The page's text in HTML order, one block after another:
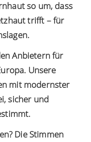
so um, dass
trifft – für
Anbietern für
Unsere
mit modernster
sicher und
Die Stimmen